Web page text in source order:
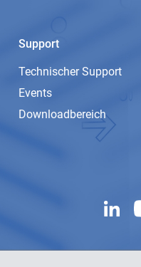
Support
Technischer Support
Events
Downloadbereich